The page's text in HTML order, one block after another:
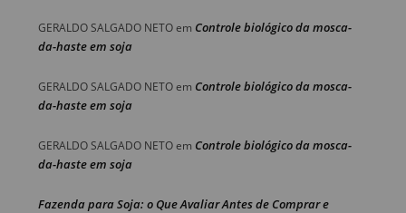
GERALDO SALGADO NETOem Controle biológico da mosca-
da-haste em soja
GERALDO SALGADO NETOem Controle biológico da mosca-
da-haste em soja
GERALDO SALGADO NETOem Controle biológico da mosca-
da-haste em soja
Fazenda para Soja: o Que Avaliar Antes de Comprar e